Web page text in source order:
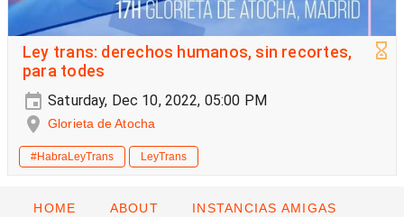
Ley trans: derechos humanos, sin recortes,
para todes
Saturday, Dec 10, 2022, 05:00 PM
Glorieta de Atocha
#HabraLeyTrans LeyTrans
HOME ABOUT INSTANCIAS AMIGAS